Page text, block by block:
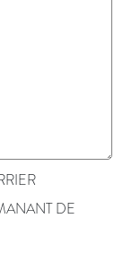
DE